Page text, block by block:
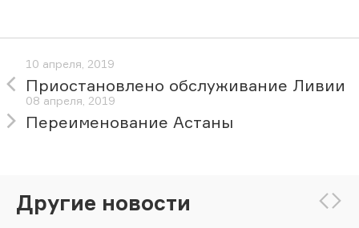
10 апреля, 2019
Приостановлено обслуживание Ливии
08 апреля, 2019
Переименование Астаны
Другие новости